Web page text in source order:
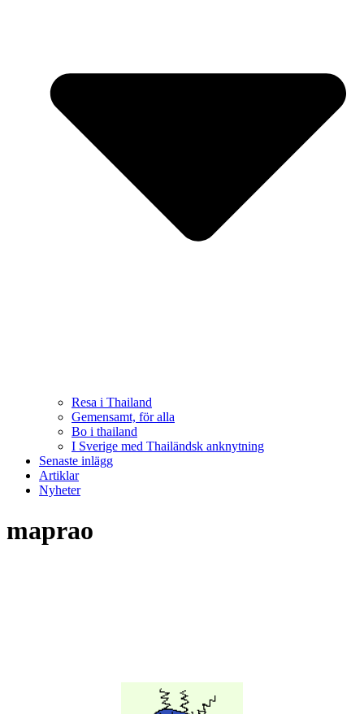
Resa i Thailand
Gemensamt, för alla
Bo i thailand
I Sverige med Thailändsk anknytning
Senaste inlägg
Artiklar
Nyheter
maprao